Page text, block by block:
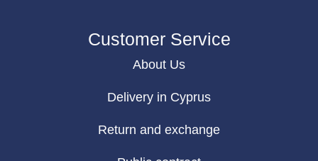
Customer Service
About Us
Delivery in Cyprus
Return and exchange